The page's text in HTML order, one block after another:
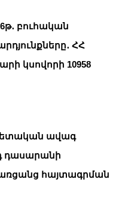
բուհական
ՀՀ
կսովորի 10958
ավագ
դասարանի
առցանց հայտագրման